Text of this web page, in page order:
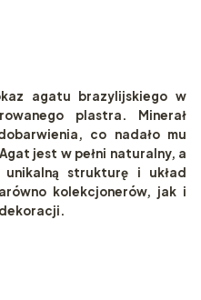
agatu brazylijskiego w
plastra. Minerał
co nadało mu
jest w pełni naturalny, a
strukturę i układ
kolekcjonerów, jak i